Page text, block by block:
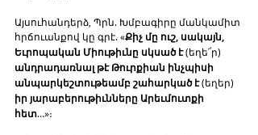
Այսուհանդերձ, Պրն. Խմբագիրը մանկամիտ
հրճուանքով կը գրէ. «Քիչ մը ուշ, սակայն,
Եւրոպական Միութիւնը սկսած է (եղե՜ր)
անդրադառնալ թէ Թուրքիան ինչպիսի
անպարկեշտութեամբ շահարկած է (եղեր)
իր յարաբերութիւնները Արեւմուտքի
հետ…»։